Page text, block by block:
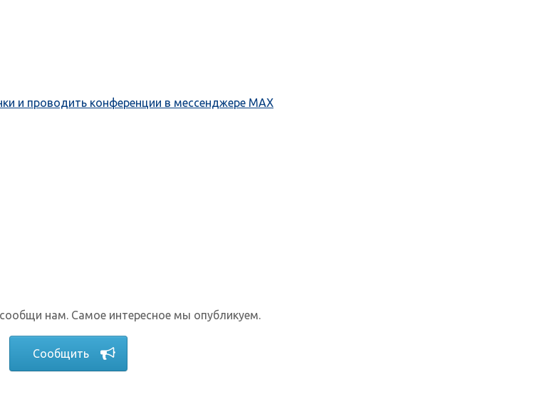
и проводить конференции в мессенджере МАХ
нам. Самое интересное мы опубликуем.
Сообщить